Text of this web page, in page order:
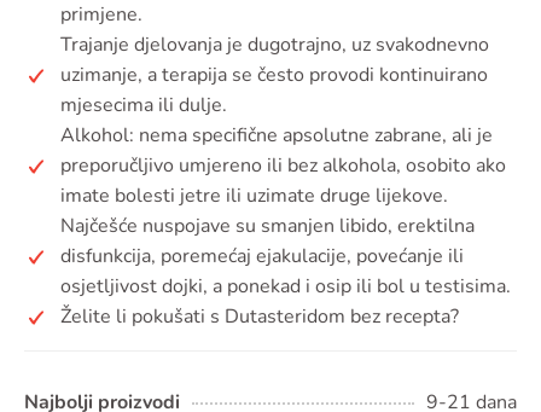
primjene.
Trajanje djelovanja je dugotrajno, uz svakodnevno
uzimanje, a terapija se često provodi kontinuirano
mjesecima ili dulje.
Alkohol: nema specifične apsolutne zabrane, ali je
preporučljivo umjereno ili bez alkohola, osobito ako
imate bolesti jetre ili uzimate druge lijekove.
Najčešće nuspojave su smanjen libido, erektilna
disfunkcija, poremećaj ejakulacije, povećanje ili
osjetljivost dojki, a ponekad i osip ili bol u testisima.
Želite li pokušati s Dutasteridom bez recepta?
Najbolji proizvodi
9-21 dana